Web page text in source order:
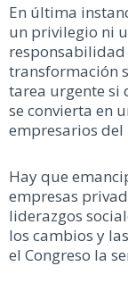
En última
un privilegio ni
transformación
tarea urgente si
se convierta en
empresarios
Hay que
empresas
liderazgos
los cambios y
el Congreso la